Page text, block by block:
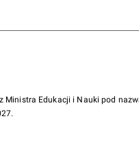
Edukacji i Nauki pod